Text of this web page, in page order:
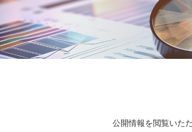
一般・患者の皆さま
中心の医療）実現のため 病気に関する
医療関係者の皆さま
公開情報を閲覧いた